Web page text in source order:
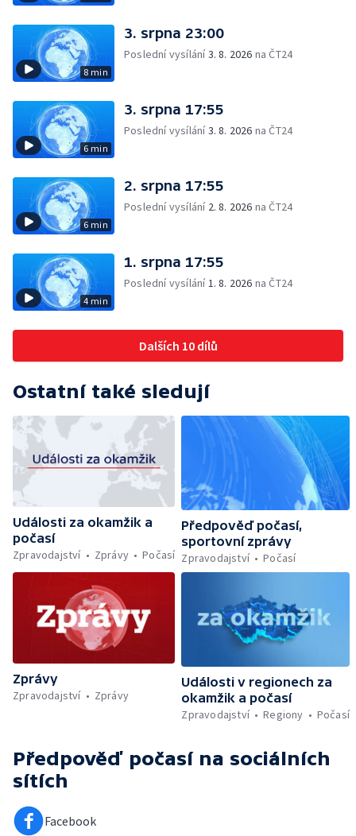
8 min
3. srpna 23:00
Poslední vysílání3. 8. 2026 na ČT24
6 min
3. srpna 17:55
Poslední vysílání3. 8. 2026 na ČT24
6 min
2. srpna 17:55
Poslední vysílání 2. 8. 2026 na ČT24
4 min
1. srpna 17:55
Poslední vysílání1. 8. 2026 na ČT24
Dalších 10 dílů
Ostatní také sledují
Události za okamžik a
počasí
Zpravodajství
Zprávy Počasí
Předpověď počasí,
sportovní zprávy
Zpravodajství
Počasí
Zprávy
Zpravodajství
Zprávy
Události v regionech za
okamžik a počasí
Zpravodajství
Regiony Počasí
Předpověď počasí na sociálních
sítích
Facebook